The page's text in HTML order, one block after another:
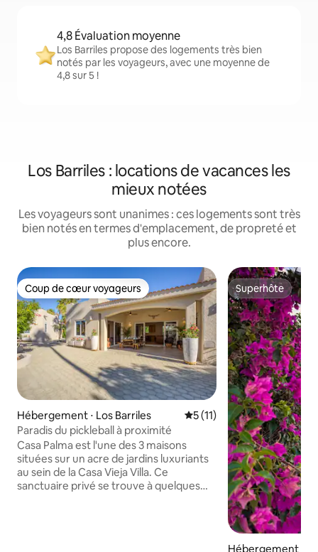
4,8 Évaluation moyenne
Los Barriles propose des logements très bien
notés par les voyageurs, avec une moyenne de
4,8 sur 5 !
Los Barriles : locations de vacances les
mieux notées
Les voyageurs sont unanimes : ces logements sont très
bien notés en termes d'emplacement, de propreté et
plus encore.
Coup de cœur voyageurs
Coup de cœur voyageurs
Hébergement ⋅ Los Barriles Évaluation moyenne sur la
5 (11)
Paradis du pickleball à proximité
Casa Palma est l'une des 3 maisons
situées sur un acre de jardins luxuriants
au sein de la Casa Vieja Villa. Ce
sanctuaire privé se trouve à quelques
Superhôte
Superhôte
Hébergement ⋅